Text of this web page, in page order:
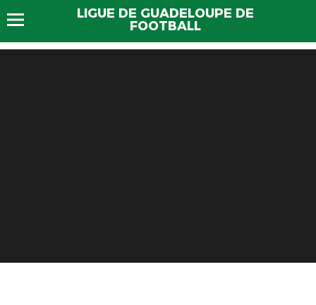
LIGUE DE GUADELOUPE DE
FOOTBALL